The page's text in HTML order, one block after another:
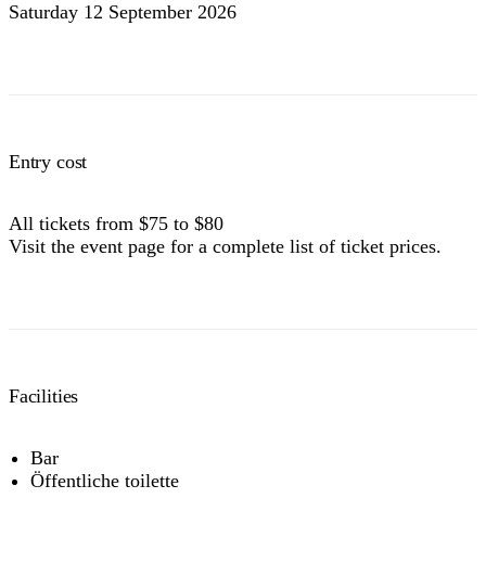
Saturday 12 September 2026
Entry cost
All tickets from $75 to $80
Visit the event page for a complete list of ticket prices.
Facilities
Bar
Öffentliche toilette